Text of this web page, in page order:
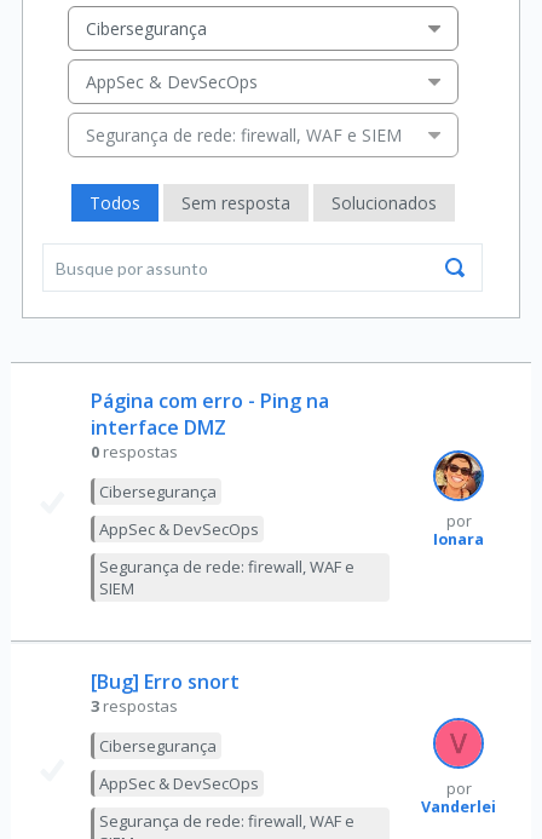
Cibersegurança
AppSec & DevSecOps
Segurança de rede: firewall, WAF e SIEM
Todos Sem resposta Solucionados
Página com erro - Ping na
interface DMZ
0 respostas
Cibersegurança
AppSec & DevSecOps
Segurança de rede: firewall, WAF e
SIEM
por
Ionara
[Bug] Erro snort
3 respostas
Cibersegurança
AppSec & DevSecOps
Segurança de rede: firewall, WAF e
por
Vanderlei